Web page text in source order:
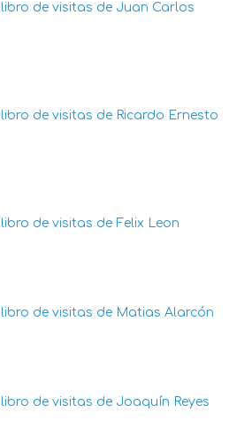
libro de visitas de Juan Carlos
libro de visitas de Ricardo Ernesto
libro de visitas de Felix Leon
libro de visitas de Matias Alarcón
libro de visitas de Joaquín Reyes